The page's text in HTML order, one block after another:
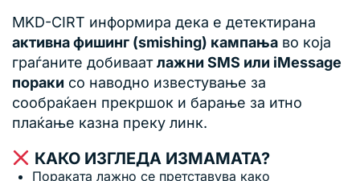
MKD-CIRT информира дека е детектирана
активна фишинг (smishing) кампања во која
граѓаните добиваатлажни SMS или iMessage
пораки со наводно известување за
сообраќаен прекршок и барање за итно
плаќање казна преку линк.
КАКО ИЗГЛЕДА ИЗМАМАТА?
Пораката лажно се претставува како